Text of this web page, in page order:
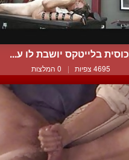
כוסית בלייטקס יושבת לו ע...
4695 צפיות | 0 המלצות